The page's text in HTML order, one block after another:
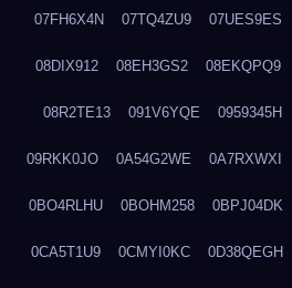
07FH6X4N 07TQ4ZU9 07UES9ES
08DIX912 08EH3GS2 08EKQPQ9
08R2TE13 091V6YQE 0959345H
09RKK0JO 0A54G2WE 0A7RXWXI
0BO4RLHU 0BOHM258 0BPJ04DK
0CA5T1U9 0CMYI0KC 0D38QEGH